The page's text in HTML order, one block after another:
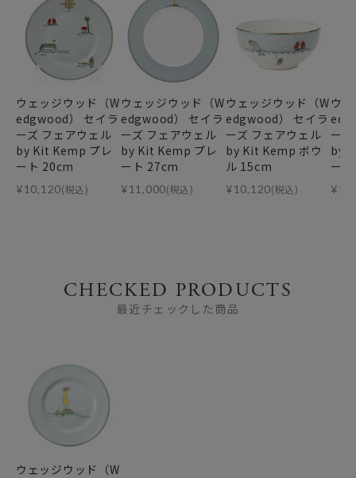
ウェッジウッド（W
edgwood） セイラ
ーズ フェアウェル
by Kit Kemp プレ
ート 20cm
¥10,120(税込)
ウェッジウッド（W
edgwood） セイラ
ーズ フェアウェル
by Kit Kemp プレ
ート 27cm
¥11,000(税込)
ウェッジウッド（W
edgwood） セイラ
ーズ フェアウェル
by Kit Kemp ボウ
ル 15cm
¥10,120(税込)
ウ
ー
by
ー
¥
CHECKED PRODUCTS
最近チェックした商品
ウェッジウッド（W